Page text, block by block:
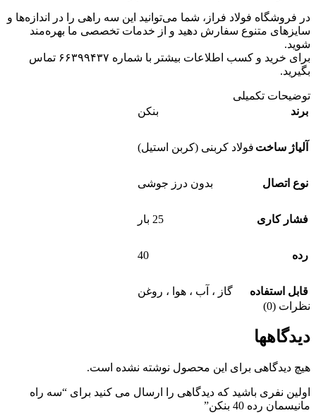
در فروشگاه فولاد فراز، شما می‌توانید این سه راهی را در اندازه‌ها و
سایزهای متنوع سفارش دهید و از خدمات تخصصی ما بهره‌مند
شوید.
برای خرید و کسب اطلاعات بیشتر با شماره ۶۶۳۹۹۴۳۷ تماس
بگیرید.
توضیحات تکمیلی
برند
بنکن
آلیاژ ساخت فولاد کربنی (کربن استیل)
نوع اتصال بدون درز جوشی
فشار کاری 25 بار
رده 40
قابل استفاده
گاز ، آب ، هوا ، روغن
نظرات (0)
دیدگاهها
هیچ دیدگاهی برای این محصول نوشته نشده است.
اولین نفری باشید که دیدگاهی را ارسال می کنید برای “سه راه
مانیسمان رده 40 بنکن”